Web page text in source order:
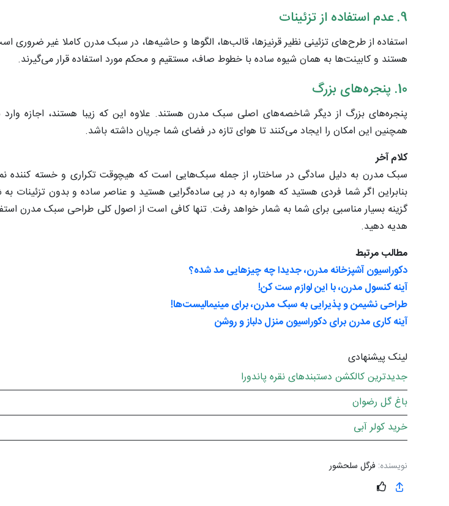
9. عدم استفاده از تزئینات
استفاده از طرح‌های تزئینی نظیر قرنیزها، قالب‌ها، الگوها و حاشیه‌ها، در سبک مدرن کاملا غیر ضروری
هستند و کابینت‌ها به همان شیوه ساده با خطوط صاف، مستقیم و محکم مورد استفاده قرار می‌گیرند.
10. پنجره‌های بزرگ
پنجره‌های بزرگ از دیگر شاخصه‌های اصلی سبک مدرن هستند. علاوه این که زیبا هستند، اجازه
همچنین این امکان را ایجاد می‌کنند تا هوای تازه در فضای شما جریان داشته باشد.
کلام آخر
سبک مدرن به دلیل سادگی در ساختار، از جمله سبک‌هایی است که هیچوقت تکراری و خسته کننده
بنابراین اگر شما فردی هستید که همواره به در پی ساده‌گرایی هستید و عناصر ساده و بدون
گزینه بسیار مناسبی برای شما به شمار خواهد رفت. تنها کافی است از اصول کلی طراحی سبک مدرن
هدیه دهید.
مطالب مرتبط
دکوراسیون آشپزخانه مدرن، جدیدا چه چیزهایی مد شده؟
آینه کنسول مدرن، با این لوازم ست کن!
طراحی نشیمن و پذیرایی به سبک مدرن، برای مینیمالیست‌ها!
آینه کاری مدرن برای دکوراسیون منزل دلباز و روشن
لینک پیشنهادی
جدیدترین کالکشن دستبندهای نقره پاندورا
باغ گل رضوان
خرید کولر آبی
نویسنده: فرگل سلحشور